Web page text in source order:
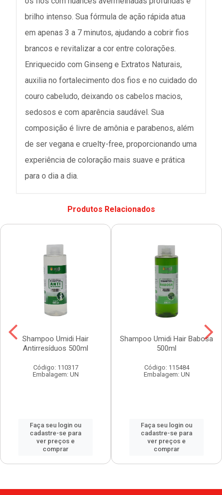
brilho intenso. Sua fórmula de ação rápida atua
em apenas 3 a 7 minutos, ajudando a cobrir fios
brancos e revitalizar a cor entre colorações.
Enriquecido com Ginseng e Extratos Naturais,
auxilia no fortalecimento dos fios e no cuidado do
couro cabeludo, deixando os cabelos macios,
sedosos e com aparência saudável. Sua
composição é livre de amônia e parabenos, além
de ser vegana e cruelty-free, proporcionando uma
experiência de coloração mais suave e prática
para o dia a dia.
Produtos Relacionados
Shampoo Umidi Hair
Antirresíduos 500ml
Código: 110317
Embalagem: UN
Faça seu login ou
cadastre-se para
ver preços e
comprar
Shampoo Umidi Hair Babosa
500ml
Código: 115484
Embalagem: UN
Faça seu login ou
cadastre-se para
ver preços e
comprar